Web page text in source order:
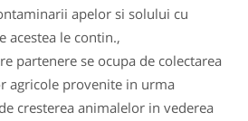
apelor si solului cu
acestea le contin.,
partenere se ocupa de colectarea
agricole provenite in urma
cresterea animalelor in vederea